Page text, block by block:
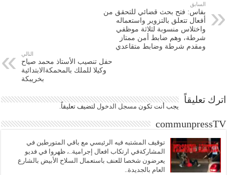
السابق
بفاس: فتح بحث قضائي للتحقق من
أفعال تتعلق بالتزوير واستعماله
واختلاس منسوبة لثلاثة موظفي
شرطة، وهم ضابط أمن ممتاز
ومقدم شرطة وضابط متقاعدي
التالي
حفل تنصيب الأستاذ محمد صياح
وكيلا للملك بالمحمكةالابتدائية
بخريبكة
اترك تعليقاً
يجب أنت تكون مسجل الدخول لتضيف تعليقاً.
communpressTV
توقيف المشتبه فيه الرئيسي مع باقي المتورطين في
المشاركةفي ارتكاب افعال إجرامية..، ظهروا في فديو
يعرضون شخصا للعنف باستعمال السلاح الأبيض بالشارع
العام بالجديدة..